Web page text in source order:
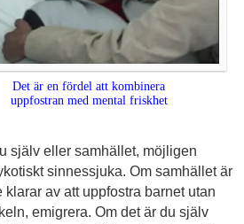
Det är en fördel att kombinera
uppfostran med mental friskhet
själv eller samhället, möjligen
sinnessjuka. Om samhället är
av att uppfostra barnet utan
emigrera. Om det är du själv